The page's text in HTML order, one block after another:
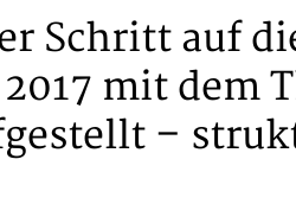
Schritt auf
mit dem
–